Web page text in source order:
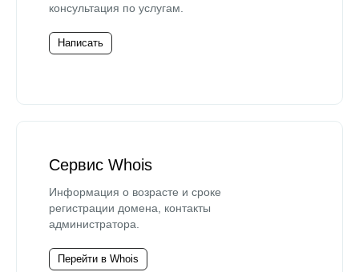
консультация по услугам.
Написать
Сервис Whois
Информация о возрасте и сроке
регистрации домена, контакты
администратора.
Перейти в Whois